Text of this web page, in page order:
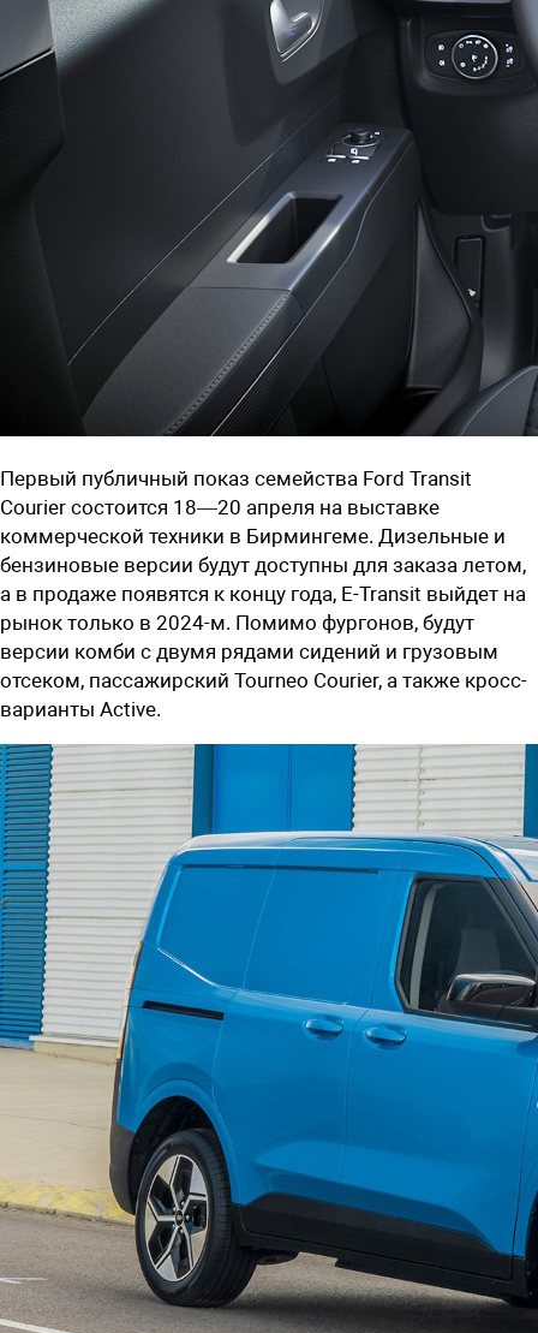
Первый публичный показ семейства Ford Transit
Courier состоится 18—20 апреля на выставке
коммерческой техники в Бирмингеме. Дизельные и
бензиновые версии будут доступны для заказа летом,
а в продаже появятся к концу года, E-Transit выйдет на
рынок только в 2024-м. Помимо фургонов, будут
версии комби с двумя рядами сидений и грузовым
отсеком, пассажирский Tourneo Courier, а также кросс-
варианты Active.